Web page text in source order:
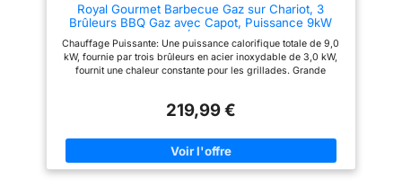
Royal Gourmet Barbecue Gaz sur Chariot, 3
Brûleurs BBQ Gaz avec Capot, Puissance 9kW
Propane, 2 Grilles en Émaillée, 2 Table Latérales,
Thermomètre Intégré, Adapté pour Jardin et
Camping
Chauffage Puissante: Une puissance calorifique totale de 9,0
kW, fournie par trois brûleurs en acier inoxydable de 3,0 kW,
fournit une chaleur constante pour les grillades. Grande
inoxydable de 57 x 12 cm. Conception Multi - niveaux pour
personnes. Conception Humanisée : Le thermomètre intégré,
même sans ouvrir le couvercle, peut contrôler la température et
réaliser une cuisson uniforme. Le four est équipé de deux
219,99 €